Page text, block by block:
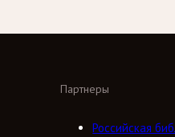
Партнеры
Российская